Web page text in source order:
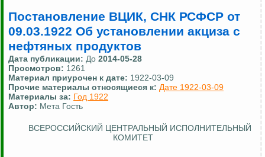
Постановление ВЦИК, СНК РСФСР от
09.03.1922 Об установлении акциза с
нефтяных продуктов
Дата публикации: До 2014-05-28
Просмотров: 1261
Материал приурочен к дате: 1922-03-09
Прочие материалы относящиеся к: Дате 1922-03-09
Материалы за: Год 1922
Автор: Мета Гость
ВСЕРОССИЙСКИЙ ЦЕНТРАЛЬНЫЙ ИСПОЛНИТЕЛЬНЫЙ
КОМИТЕТ